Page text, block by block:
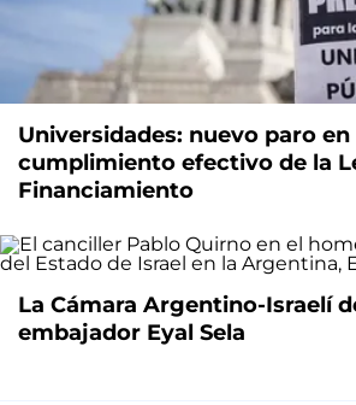
Universidades: nuevo paro
cumplimiento efectivo de la
Financiamiento
La Cámara Argentino-Israelí
embajador Eyal Sela